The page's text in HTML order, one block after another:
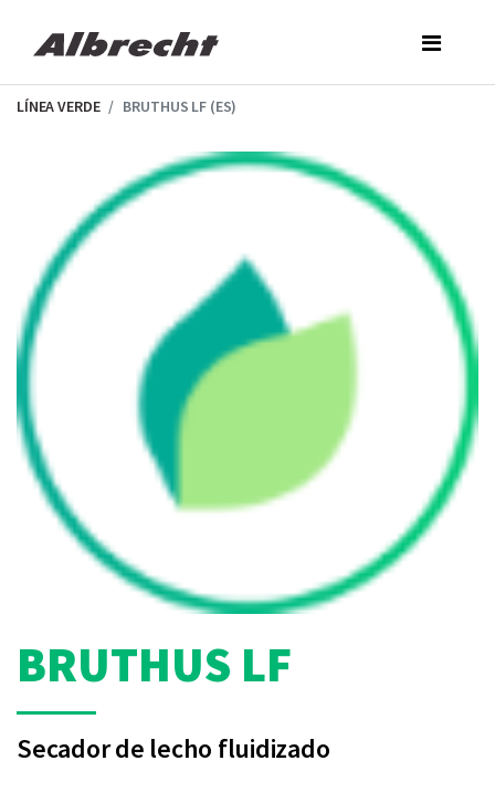
content
LÍNEA VERDE BRUTHUS LF (ES)
BRUTHUS LF
Secador de lecho fluidizado